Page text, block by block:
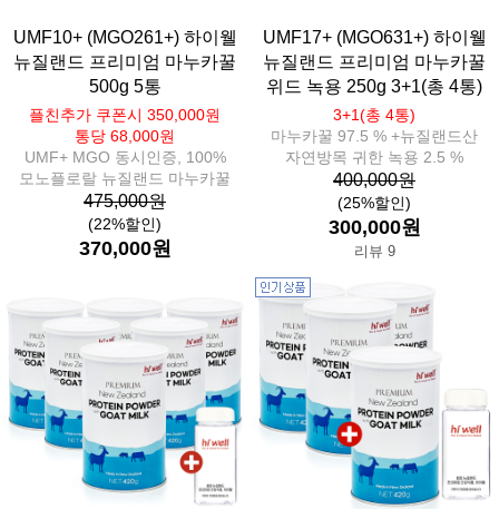
UMF10+ (MGO261+) 하이웰
뉴질랜드 프리미엄 마누카꿀
500g 5통
플친추가 쿠폰시 350,000원
통당 68,000원
UMF+ MGO 동시인증, 100%
모노플로랄 뉴질랜드 마누카꿀
475,000원
(22%할인)
370,000원
UMF17+ (MGO631+) 하이웰
뉴질랜드 프리미엄 마누카꿀
위드 녹용 250g 3+1(총 4통)
3+1(총 4통)
마누카꿀 97.5 % +뉴질랜드산
자연방목 귀한 녹용 2.5 %
400,000원
(25%할인)
300,000원
리뷰 9